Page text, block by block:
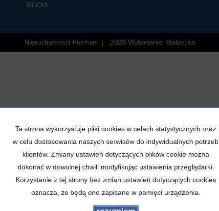
RODO
Nieruchomości Furman 2026 Wykonanie: Galactica
Ta strona wykorzystuje pliki cookies w celach statystycznych oraz
w celu dostosowania naszych serwisów do indywidualnych potrzeb
klientów. Zmiany ustawień dotyczących plików cookie można
dokonać w dowolnej chwili modyfikując ustawienia przeglądarki.
Korzystanie z tej strony bez zmian ustawień dotyczących cookies
oznacza, że będą one zapisane w pamięci urządzenia.